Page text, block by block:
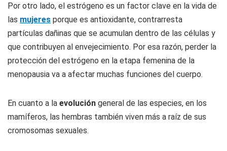
Por otro lado, el estrógeno es un factor clave en la vida de
las mujeres porque es antioxidante, contrarresta
partículas dañinas que se acumulan dentro de las células y
que contribuyen al envejecimiento. Por esa razón, perder la
protección del estrógeno en la etapa femenina de la
menopausia va a afectar muchas funciones del cuerpo.
En cuanto a la evolución general de las especies, en los
mamíferos, las hembras también viven más a raíz de sus
cromosomas sexuales.